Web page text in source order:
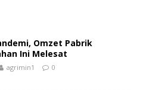
Omzet Pabrik
Ini Melesat
agrimin1 0